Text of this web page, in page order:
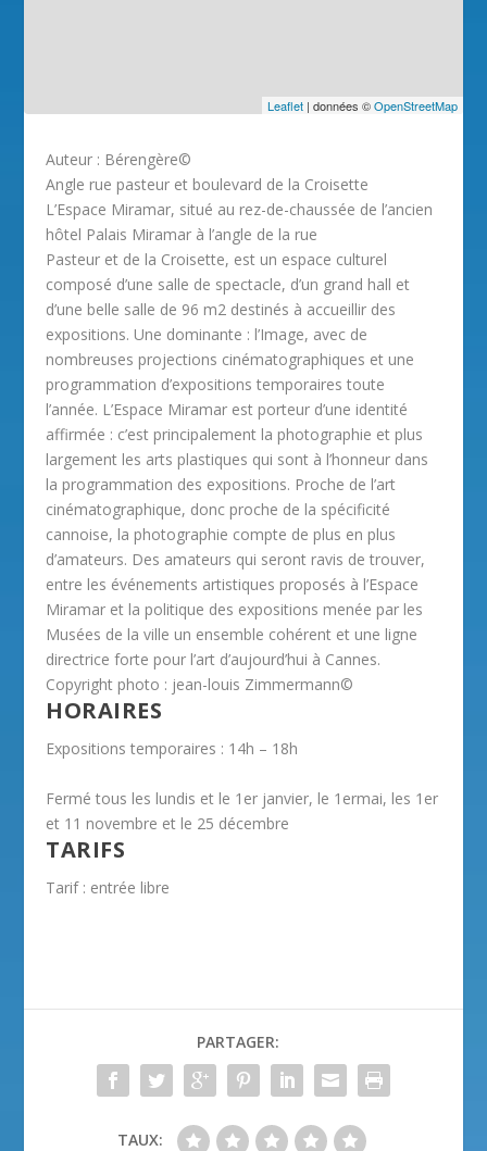
Leaflet| données ©OpenStreetMap
Auteur : Bérengère©
Angle rue pasteur et boulevard de la Croisette
L’Espace Miramar, situé au rez-de-chaussée de l’ancien
hôtel Palais Miramar à l’angle de la rue
Pasteur et de la Croisette, est un espace culturel
composé d’une salle de spectacle, d’un grand hall et
d’une belle salle de 96 m2 destinés à accueillir des
expositions. Une dominante : l’Image, avec de
nombreuses projections cinématographiques et une
programmation d’expositions temporaires toute
l’année. L’Espace Miramar est porteur d’une identité
affirmée : c’est principalement la photographie et plus
largement les arts plastiques qui sont à l’honneur dans
la programmation des expositions. Proche de l’art
cinématographique, donc proche de la spécificité
cannoise, la photographie compte de plus en plus
d’amateurs. Des amateurs qui seront ravis de trouver,
entre les événements artistiques proposés à l’Espace
Miramar et la politique des expositions menée par les
Musées de la ville un ensemble cohérent et une ligne
directrice forte pour l’art d’aujourd’hui à Cannes.
Copyright photo : jean-louis Zimmermann©
HORAIRES
Expositions temporaires : 14h – 18h
Fermé tous les lundis et le 1er janvier, le 1ermai, les 1er
et 11 novembre et le 25 décembre
TARIFS
Tarif : entrée libre
PARTAGER:
TAUX: